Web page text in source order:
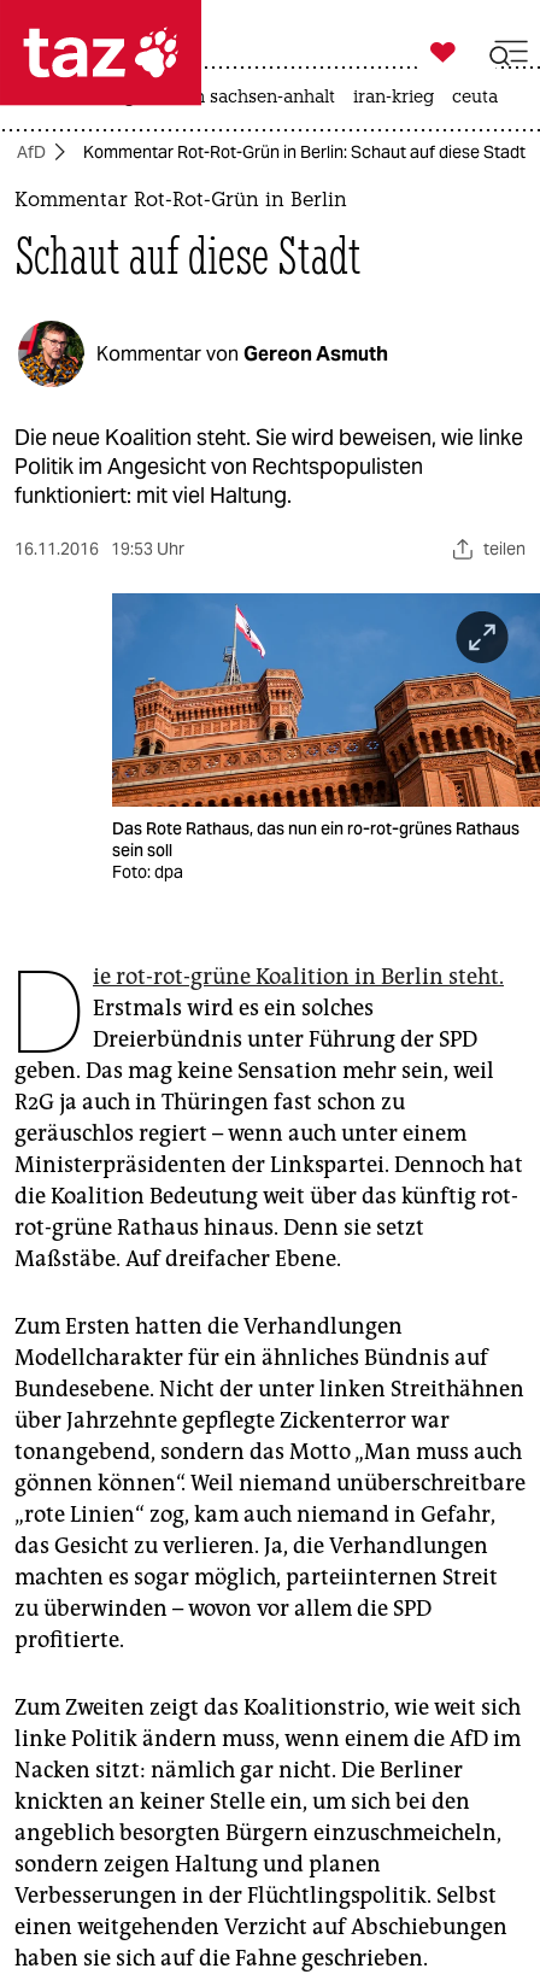
 taz zahl ich
taz zahl ich
politik
öko
gesellschaft
kultur
sport
berlin
veranstaltungen
genossenschaft
epaper login

taz zahl ich
landtagswahl in sachsen-anhalt iran-krieg ceuta
AfD Kommentar Rot-Rot-Grün in Berlin: Schaut auf diese Stadt
Kommentar Rot-Rot-Grün in Berlin
Schaut auf diese Stadt
Kommentar von Gereon Asmuth
Die neue Koalition steht. Sie wird beweisen, wie linke
Politik im Angesicht von Rechtspopulisten
funktioniert: mit viel Haltung.
16.11.2016 19:53 Uhr teilen
Das Rote Rathaus, das nun ein ro-rot-grünes Rathaus
sein soll
Foto: dpa
D ie rot-rot-grüne Koalition in Berlin steht.
Erstmals wird es ein solches
Dreierbündnis unter Führung der SPD
geben. Das mag keine Sensation mehr sein, weil
R2G ja auch in Thüringen fast schon zu
geräuschlos regiert – wenn auch unter einem
Ministerpräsidenten der Linkspartei. Dennoch hat
die Koalition Bedeutung weit über das künftig rot-
rot-grüne Rathaus hinaus. Denn sie setzt
Maßstäbe. Auf dreifacher Ebene.
Zum Ersten hatten die Verhandlungen
Modellcharakter für ein ähnliches Bündnis auf
Bundesebene. Nicht der unter linken Streithähnen
über Jahrzehnte gepflegte Zickenterror war
tonangebend, sondern das Motto „Man muss auch
gönnen können“. Weil niemand unüberschreitbare
„rote Linien“ zog, kam auch niemand in Gefahr,
das Gesicht zu verlieren. Ja, die Verhandlungen
machten es sogar möglich, parteiinternen Streit
zu überwinden – wovon vor allem die SPD
profitierte.
Zum Zweiten zeigt das Koalitionstrio, wie weit sich
linke Politik ändern muss, wenn einem die AfD im
Nacken sitzt: nämlich gar nicht. Die Berliner
knickten an keiner Stelle ein, um sich bei den
angeblich besorgten Bürgern einzuschmeicheln,
sondern zeigen Haltung und planen
Verbesserungen in der Flüchtlingspolitik. Selbst
einen weitgehenden Verzicht auf Abschiebungen
haben sie sich auf die Fahne geschrieben.